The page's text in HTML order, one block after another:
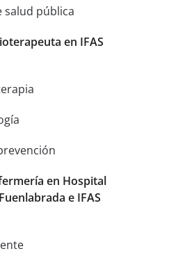
salud pública
en IFAS
en Hospital
e IFAS